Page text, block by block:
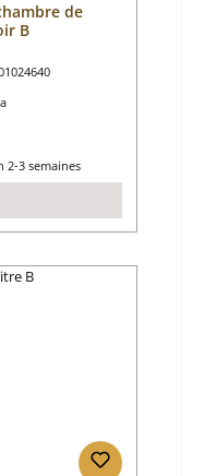
de
B
:
2-3 semaines